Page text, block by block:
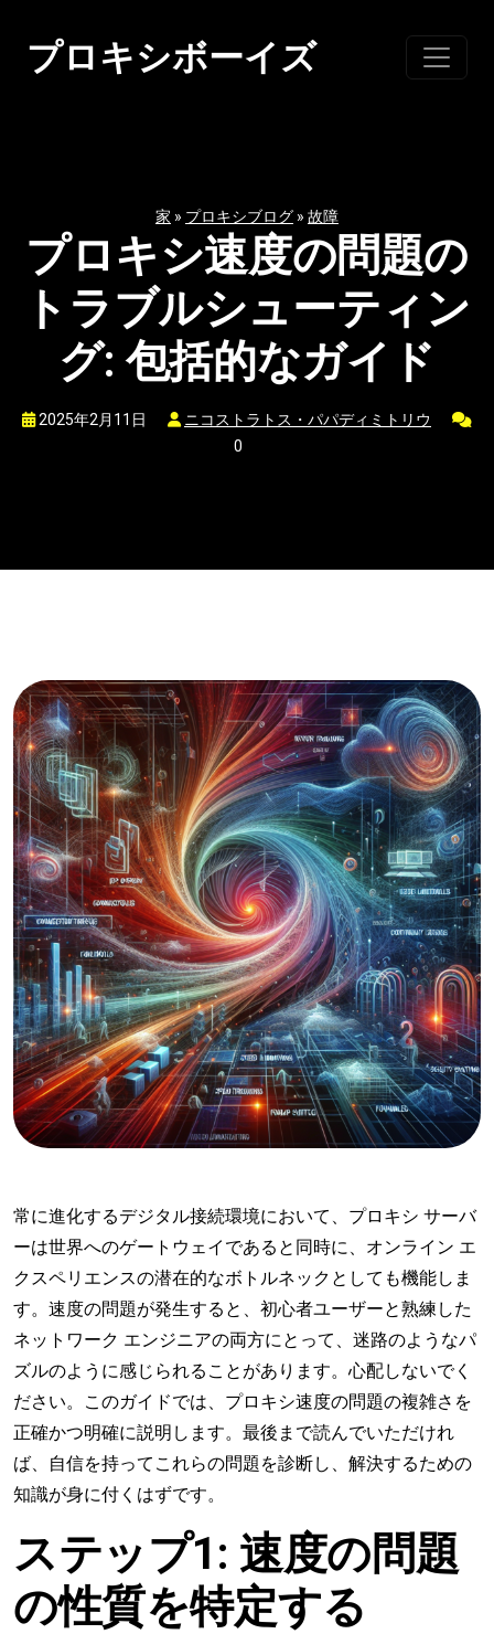
プロキシボーイズ
家 » プロキシブログ » 故障
プロキシ速度の問題の
トラブルシューティン
グ: 包括的なガイド
2025年2月11日
ニコストラトス・パパディミトリウ
0
常に進化するデジタル接続環境において、プロキシ サーバ
ーは世界へのゲートウェイであると同時に、オンライン エ
クスペリエンスの潜在的なボトルネックとしても機能しま
す。速度の問題が発生すると、初心者ユーザーと熟練した
ネットワーク エンジニアの両方にとって、迷路のようなパ
ズルのように感じられることがあります。心配しないでく
ださい。このガイドでは、プロキシ速度の問題の複雑さを
正確かつ明確に説明します。最後まで読んでいただけれ
ば、自信を持ってこれらの問題を診断し、解決するための
知識が身に付くはずです。
ステップ1: 速度の問題
の性質を特定する